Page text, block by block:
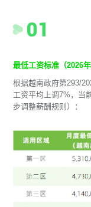
最低工资标准（2026
根据越南政府第293/
工资平均上调7%，当
步调整薪酬规则）：